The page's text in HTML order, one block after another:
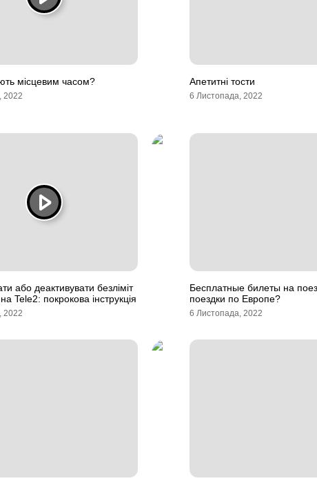
місцевим часом?
2022
Апетитні тости
6 Листопада, 2022
або деактивувати безліміт
Tele2: покрокова інструкція
2022
Бесплатные билеты на
поездки по Европе?
6 Листопада, 2022